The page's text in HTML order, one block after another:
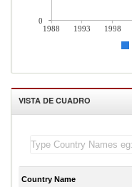
1988 1993 1998
0
VISTA DE CUADRO
Country Name